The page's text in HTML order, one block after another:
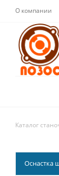
О компании
Каталог
Оснастка